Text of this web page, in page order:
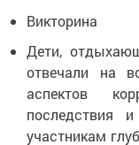
Викторина
Дети,
отвечали на
аспектов
последствия
участникам